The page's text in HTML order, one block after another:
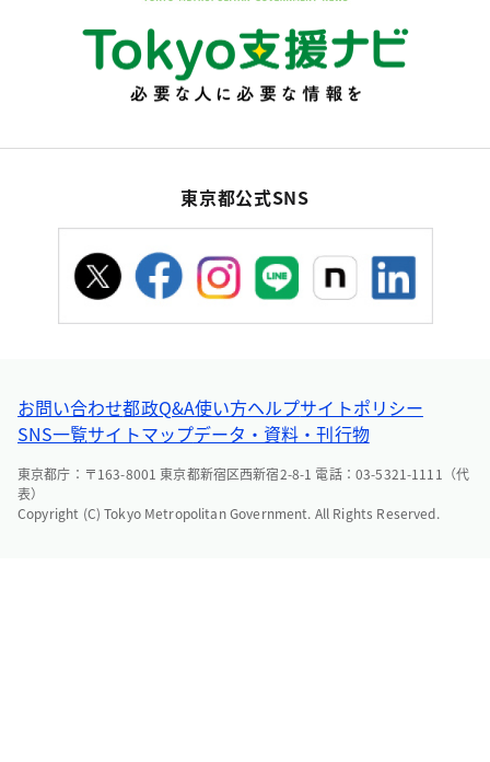
東京都公式SNS
お問い合わせ都政Q&A使い方ヘルプサイトポリシー
SNS一覧サイトマップデータ・資料・刊行物
東京都庁：〒163-8001 東京都新宿区西新宿2-8-1 電話：03-5321-1111（代
表）
Copyright (C) Tokyo Metropolitan Government. All Rights Reserved.